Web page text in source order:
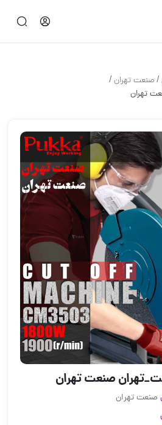
/صنعت تهران/
تهران
صنعت تهران
صنعت تهران